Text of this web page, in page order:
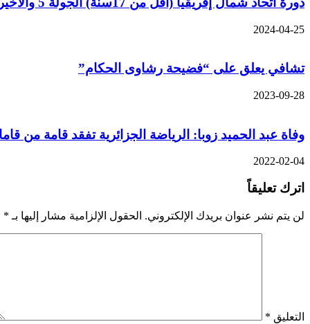
2024-04-25
تشافي يعلق على “فضيحة رشاوى الحكام”
2023-09-28
وفاة عبد الحميد زوبا: الرياضة الجزائرية تفقد قامة من
2022-02-04
اترك تعليقاً
لن يتم نشر عنوان بريدك الإلكتروني. الحقول الإلزامية مشار إليها بـ *
التعليق *